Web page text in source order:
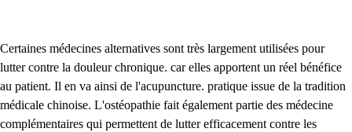
Certaines médecines alternatives sont très largement utilisées pour
lutter contre la douleur chronique. car elles apportent un réel bénéfice
au patient. Il en va ainsi de l'acupuncture. pratique issue de la tradition
médicale chinoise. L'ostéopathie fait également partie des médecine
complémentaires qui permettent de lutter efficacement contre les